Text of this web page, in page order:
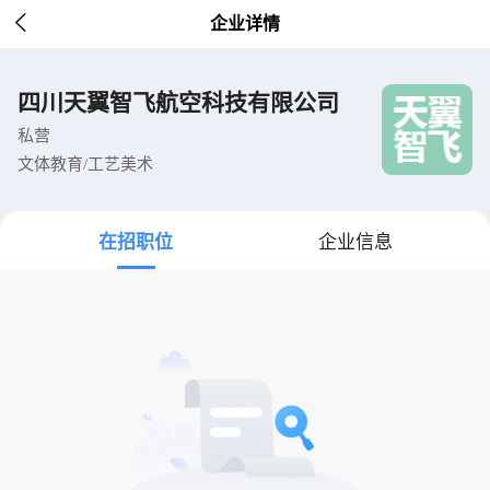
 企业详情
四川天翼智飞航空科技有限公司
私营
文体教育/工艺美术
在招职位 企业信息